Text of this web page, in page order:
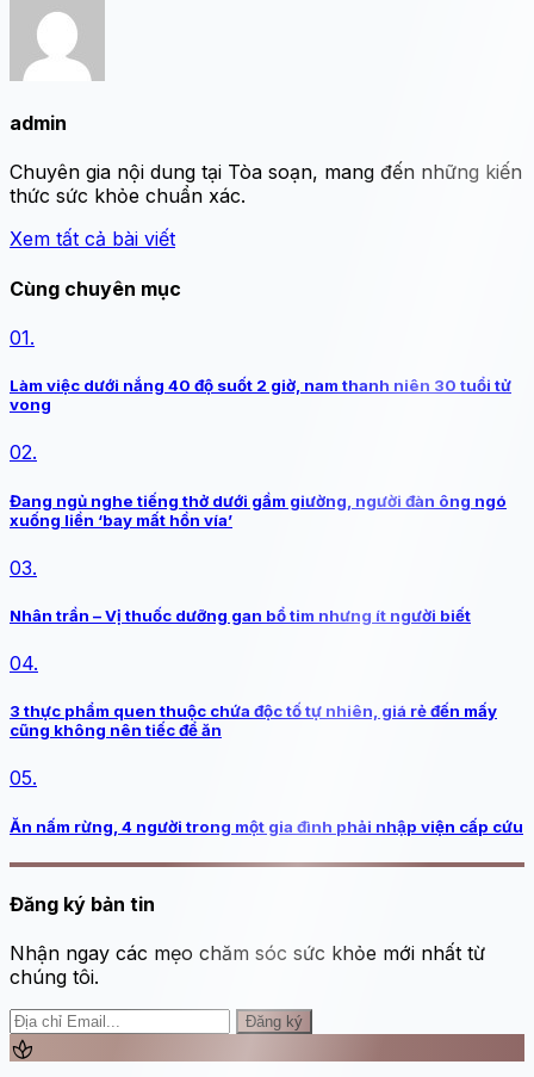
admin
Chuyên gia nội dung tại Tòa soạn, mang đến những kiến
thức sức khỏe chuẩn xác.
Xem tất cả bài viết
Cùng chuyên mục
01.
Làm việc dưới nắng 40 độ suốt 2 giờ, nam thanh niên 30 tuổi tử
vong
02.
Đang ngủ nghe tiếng thở dưới gầm giường, người đàn ông ngó
xuống liền ‘bay mất hồn vía’
03.
Nhân trần – Vị thuốc dưỡng gan bổ tim nhưng ít người biết
04.
3 thực phẩm quen thuộc chứa độc tố tự nhiên, giá rẻ đến mấy
cũng không nên tiếc để ăn
05.
Ăn nấm rừng, 4 người trong một gia đình phải nhập viện cấp cứu
Đăng ký bản tin
Nhận ngay các mẹo chăm sóc sức khỏe mới nhất từ
chúng tôi.
Đăng ký
spa